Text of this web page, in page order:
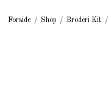
Forside / Shop / Broderi Kit /